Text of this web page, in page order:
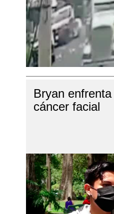
Bryan
cáncer facial